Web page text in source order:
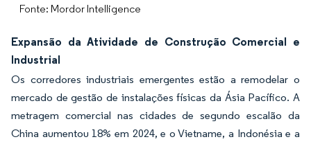
Fonte: Mordor Intelligence
Expansão da Atividade de Construção Comercial e
Industrial
Os corredores industriais emergentes estão a remodelar o
mercado de gestão de instalações físicas da Ásia Pacífico. A
metragem comercial nas cidades de segundo escalão da
China aumentou 18% em 2024, e o Vietname, a Indonésia e a